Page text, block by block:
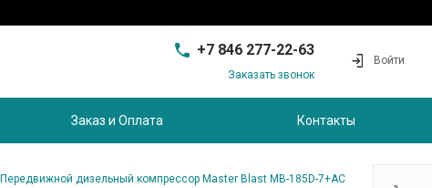
+7 846 277-22-63
+7 846 277-22-63
Совхозный, д.28, этаж 3
Заказать звонок
Войти
Заказ и Оплата Контакты
Передвижной дизельный компрессор Master Blast MB-185D-7+AC